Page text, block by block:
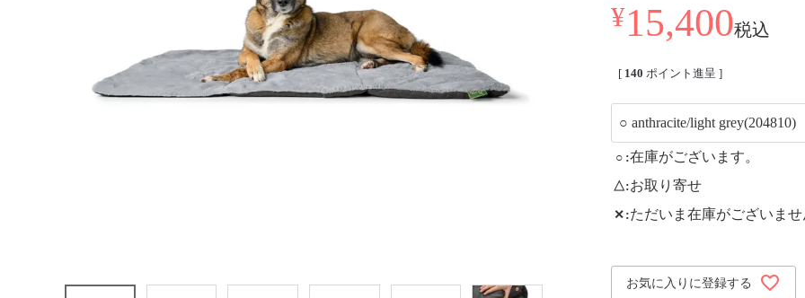
¥15,400税込
[ 140 ポイント進呈 ]
○ 在庫がございます。
△ お取り寄せ
✕ ただいま在庫がございま
お気に入りに登録する